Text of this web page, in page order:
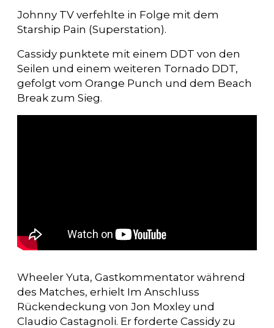
Johnny TV verfehlte in Folge mit dem
Starship Pain (Superstation).
Cassidy punktete mit einem DDT von den
Seilen und einem weiteren Tornado DDT,
gefolgt vom Orange Punch und dem Beach
Break zum Sieg.
Wheeler Yuta, Gastkommentator während
des Matches, erhielt Im Anschluss
Rückendeckung von Jon Moxley und
Claudio Castagnoli. Er forderte Cassidy zu